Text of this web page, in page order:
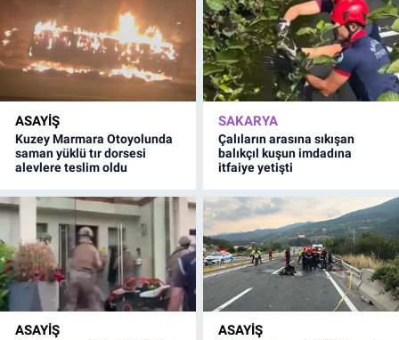
ASAYİŞ
Kuzey Marmara Otoyolunda
saman yüklü tır dorsesi
alevlere teslim oldu
SAKARYA
Çalıların arasına sıkışan
balıkçıl kuşun imdadına
itfaiye yetişti
ASAYİŞ ASAYİŞ